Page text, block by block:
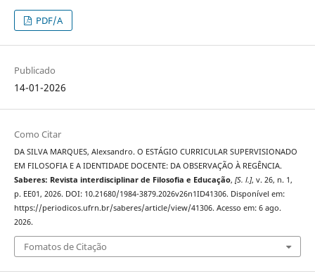
PDF/A
Publicado
14-01-2026
Como Citar
DA SILVA MARQUES, Alexsandro. O ESTÁGIO CURRICULAR SUPERVISIONADO
EM FILOSOFIA E A IDENTIDADE DOCENTE: DA OBSERVAÇÃO À REGÊNCIA.
Saberes: Revista interdisciplinar de Filosofia e Educação, [S. l.], v. 26, n. 1,
p. EE01, 2026. DOI: 10.21680/1984-3879.2026v26n1ID41306. Disponível em:
https://periodicos.ufrn.br/saberes/article/view/41306. Acesso em: 6 ago.
2026.
Fomatos de Citação